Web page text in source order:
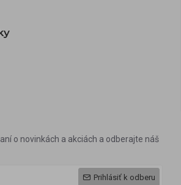
o novinkách a akciách a odberajte náš
Prihlásiť k odberu